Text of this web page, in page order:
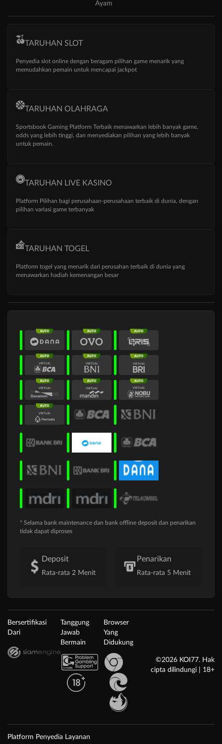
Ayam
TARUHAN SLOT
Penyedia slot online dengan beragam pilihan game menarik yang
memudahkan pemain untuk mencapai jackpot
TARUHAN OLAHRAGA
Sportsbook Gaming Platform Terbaik menawarkan lebih banyak game,
odds yang lebih tinggi, dan menyediakan pilihan yang lebih banyak
untuk pemain.
TARUHAN LIVE KASINO
Platform Pilihan bagi perusahaan-perusahaan terbaik di dunia, dengan
pilihan variasi game terbanyak
TARUHAN TOGEL
Platform togel yang menarik dari perusahan terbaik di dunia yang
menawarkan hadiah kemenangan besar
* Selama bank maintenance dan bank offline deposit dan penarikan
tidak dapat diproses
Deposit
Rata-rata 2 Menit
Penarikan
Rata-rata 5 Menit
Bersertifikasi
Dari
Tanggung
Jawab
Bermain
Browser
Yang
Didukung
©2026 KOI77. Hak
cipta dilindungi | 18+
Platform Penyedia Layanan